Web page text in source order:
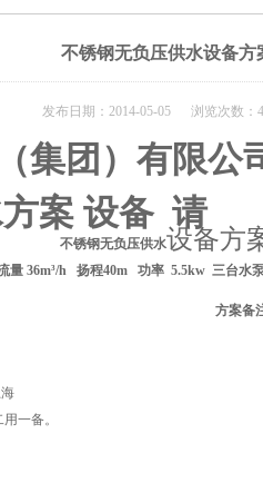
不锈钢无负压供水设备方
发布日期：2014-05-05 浏览次数：
集团）有限公
案 设备 请
不锈钢无负压供水设备方
量 36m³/h 扬程40m 功率 5.5kw 三台水
方案备
用一备。